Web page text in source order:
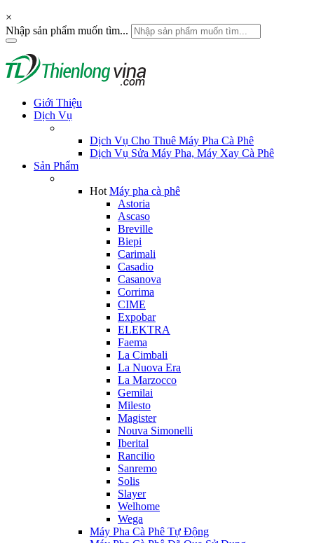
×
Nhập sản phẩm muốn tìm...
Giới Thiệu
Dịch Vụ
Dịch Vụ Cho Thuê Máy Pha Cà Phê
Dịch Vụ Sửa Máy Pha, Máy Xay Cà Phê
Sản Phẩm
Hot Máy pha cà phê
Astoria
Ascaso
Breville
Biepi
Carimali
Casadio
Casanova
Corrima
CIME
Expobar
ELEKTRA
Faema
La Cimbali
La Nuova Era
La Marzocco
Gemilai
Milesto
Magister
Nouva Simonelli
Iberital
Rancilio
Sanremo
Solis
Slayer
Welhome
Wega
Máy Pha Cà Phê Tự Động